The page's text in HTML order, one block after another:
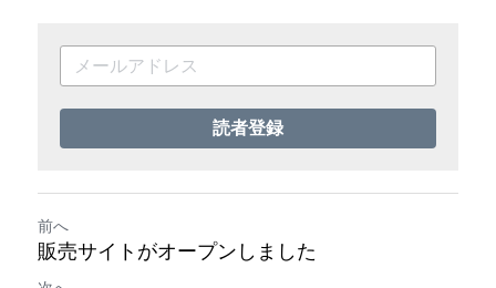
読者登録
前へ
販売サイトがオープンしました